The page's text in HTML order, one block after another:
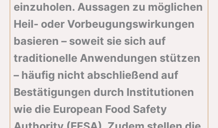
einzuholen. Aussagen zu möglichen
Heil- oder Vorbeugungswirkungen
basieren – soweit sie sich auf
traditionelle Anwendungen stützen
– häufig nicht abschließend auf
Bestätigungen durch Institutionen
wie die European Food Safety